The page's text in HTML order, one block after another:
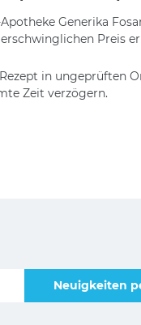
Generika
Preis
in ungeprüften
Zeit verzögern.
Neuigkeiten